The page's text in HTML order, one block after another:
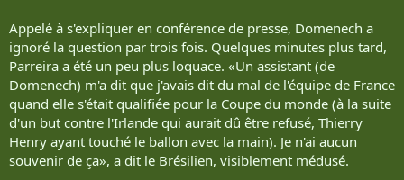
Appelé à s'expliquer en conférence de presse, Domenech a
ignoré la question par trois fois. Quelques minutes plus tard,
Parreira a été un peu plus loquace. «Un assistant (de
Domenech) m'a dit que j'avais dit du mal de l'équipe de France
quand elle s'était qualifiée pour la Coupe du monde (à la suite
d'un but contre l'Irlande qui aurait dû être refusé, Thierry
Henry ayant touché le ballon avec la main). Je n'ai aucun
souvenir de ça», a dit le Brésilien, visiblement médusé.